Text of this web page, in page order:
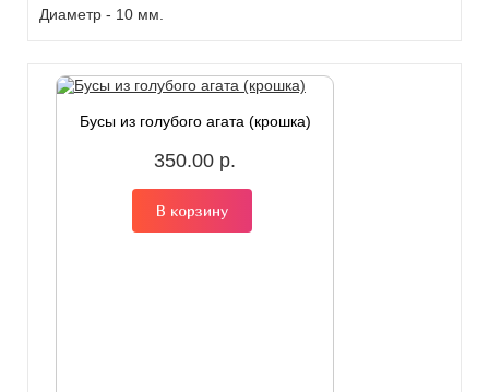
Диаметр - 10 мм.
Бусы из голубого агата (крошка)
350.00 р.
В корзину